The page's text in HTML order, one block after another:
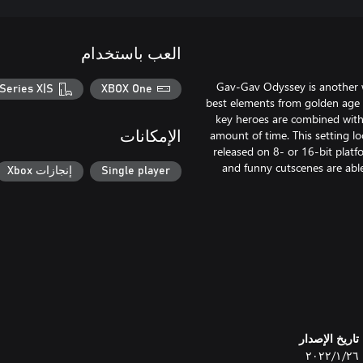
Gav-Gav Odyssey is
best elements from golden
key heroes are combined
amount of time. This setting
released on 8- or 16-bit
and funny cutscenes are
تاريخ الإصدار
٢٦‏/١‏/٢٠٢٢
العب باستخدام
XBOX One
X|S
الإمكانات
Single player إنجازات Xbox